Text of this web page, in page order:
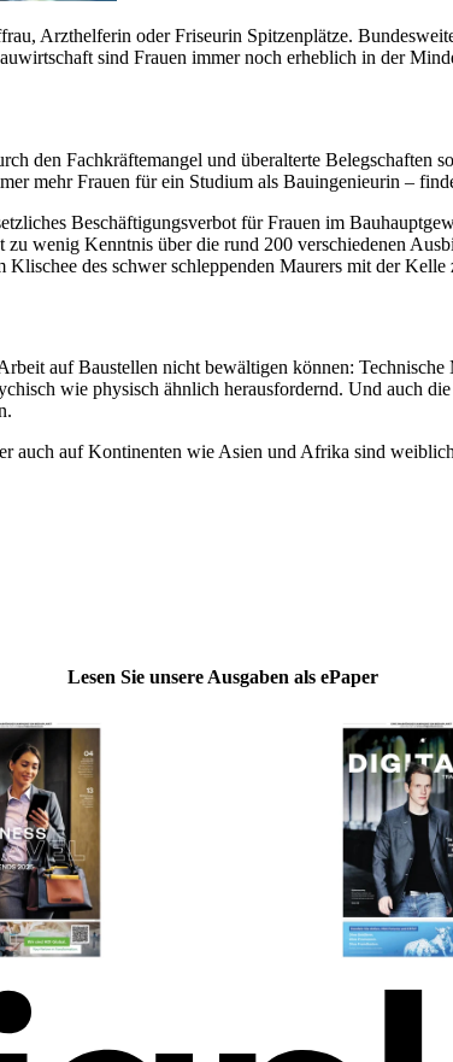
Arzthelferin oder Friseurin Spitzenplätze.
sind Frauen immer noch erheblich in der
den Fachkräftemangel und überalterte Belegschaften
mehr Frauen für ein Studium als Bauingenieurin –
Beschäftigungsverbot für Frauen im
wenig Kenntnis über die rund 200 verschiedenen
des schwer schleppenden Maurers mit der Kelle
auf Baustellen nicht bewältigen können:
wie physisch ähnlich herausfordernd. Und auch
auf Kontinenten wie Asien und Afrika sind
Lesen Sie unsere Ausgaben als ePaper